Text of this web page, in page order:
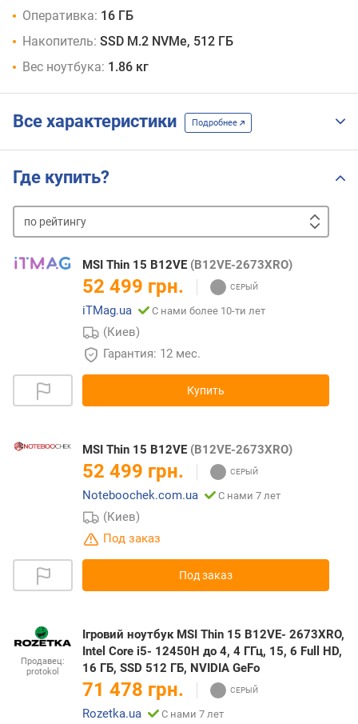
Оперативка: 16 ГБ
Накопитель: SSD M.2 NVMe, 512 ГБ
Вес ноутбука: 1.86 кг
Все характеристики Подробнее
Где купить?
по
рейтингу от
к
MSI Thin 15 B12VE (B12VE-2673XRO)
52 499 грн.
iTMag.ua С нами более 10-ти лет
(Киев)
Гарантия: 12 мес.
Купить
MSI Thin 15 B12VE (B12VE-2673XRO)
52 499 грн.
Noteboochek.com.ua С нами 7 лет
(Киев)
Под заказ
Под заказ
Продавец:
protokol
Ігровий ноутбук MSI Thin 15 B12VE- 2673XRO,
Intel Core i5- 12450H до 4, 4 ГГц, 15, 6 Full HD,
16 ГБ, SSD 512 ГБ, NVIDIA GeFo
71 478 грн.
Rozetka.ua С нами 7 лет